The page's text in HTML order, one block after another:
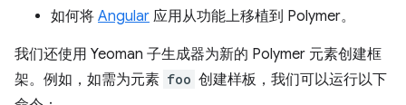
如何将 Angular 应用从功能上移植到 Polymer。
我们还使用 Yeoman 子生成器为新的 Polymer 元素创建框
架。例如，如需为元素 foo 创建样板，我们可以运行以下